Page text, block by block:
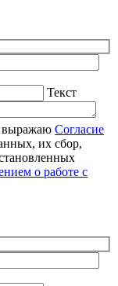
Текст
выражаю Согласие
их сбор,
о работе с